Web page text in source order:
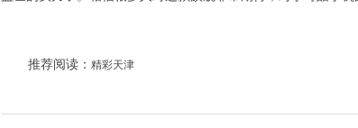
推荐阅读： 精彩天津